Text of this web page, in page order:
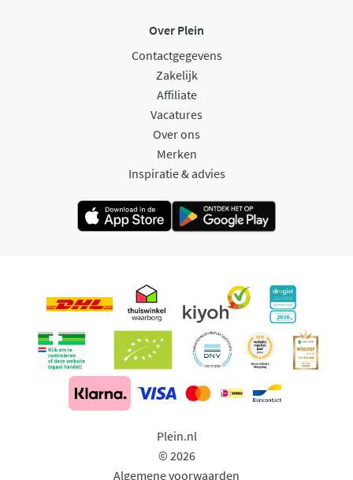
Over Plein
Contactgegevens
Zakelijk
Affiliate
Vacatures
Over ons
Merken
Inspiratie & advies
Plein.nl
© 2026
Algemene voorwaarden